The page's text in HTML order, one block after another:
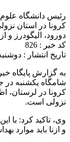
رئیس دانشگاه علوم
کرونا در استان
دورود، الیگودرز و
کد خبر : 826
تاریخ انتشار : دوشنبه 27 آوریل 2020 -
به گزارش پایگاه
شامگاه یکشنبه در
کرونا در لرستان،
نزولی است.
وی، تاکید کرد: با
و ازنا باید موارد